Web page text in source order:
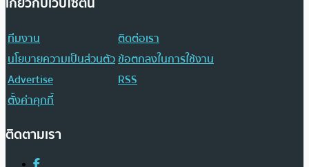
ทีมงาน
ติดต่อเรา
นโยบายความเป็นส่วนตัวข้อตกลงในการใช้งาน
Advertise
RSS
ตั้งค่าคุกกี้
ติดตามเรา